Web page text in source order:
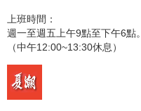
上班時間：
週一至週五上午9點至下午6點。
（中午12:00~13:30休息）